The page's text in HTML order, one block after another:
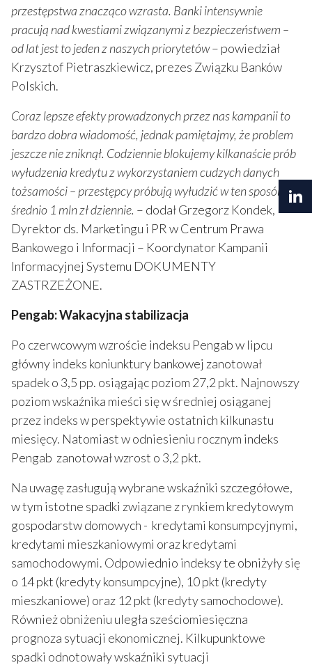
przestępstwa znacząco wzrasta. Banki intensywnie
pracują nad kwestiami związanymi z bezpieczeństwem –
od lat jest to jeden z naszych priorytetów– powiedział
Krzysztof Pietraszkiewicz, prezes Związku Banków
Polskich.
Coraz lepsze efekty prowadzonych przez nas kampanii to
bardzo dobra wiadomość, jednak pamiętajmy, że problem
jeszcze nie zniknął. Codziennie blokujemy kilkanaście prób
wyłudzenia kredytu z wykorzystaniem cudzych danych
tożsamości – przestępcy próbują wyłudzić w ten sposób
średnio 1 mln zł dziennie. – dodał Grzegorz Kondek,
Dyrektor ds. Marketingu i PR w Centrum Prawa
Bankowego i Informacji – Koordynator Kampanii
Informacyjnej Systemu DOKUMENTY
ZASTRZEŻONE.
Pengab: Wakacyjna stabilizacja
Po czerwcowym wzroście indeksu Pengab w lipcu
główny indeks koniunktury bankowej zanotował
spadek o 3,5 pp. osiągając poziom 27,2 pkt. Najnowszy
poziom wskaźnika mieści się w średniej osiąganej
przez indeks w perspektywie ostatnich kilkunastu
miesięcy. Natomiast w odniesieniu rocznym indeks
Pengab zanotował wzrost o 3,2 pkt.
Na uwagę zasługują wybrane wskaźniki szczegółowe,
w tym istotne spadki związane z rynkiem kredytowym
gospodarstw domowych - kredytami konsumpcyjnymi,
kredytami mieszkaniowymi oraz kredytami
samochodowymi. Odpowiednio indeksy te obniżyły się
o 14 pkt (kredyty konsumpcyjne), 10 pkt (kredyty
mieszkaniowe) oraz 12 pkt (kredyty samochodowe).
Również obniżeniu uległa sześciomiesięczna
prognoza sytuacji ekonomicznej. Kilkupunktowe
spadki odnotowały wskaźniki sytuacji